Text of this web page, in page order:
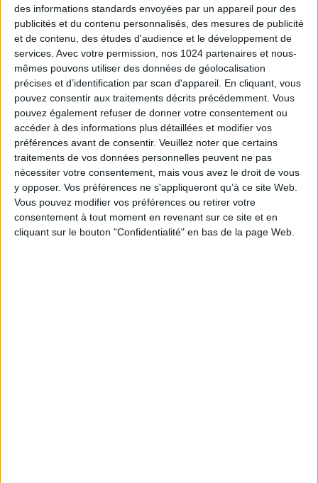
des informations standards envoyées par un appareil pour des
publicités et du contenu personnalisés, des mesures de publicité
et de contenu, des études d'audience et le développement de
services. Avec votre permission, nos 1024 partenaires et nous-
mêmes pouvons utiliser des données de géolocalisation
précises et d’identification par scan d'appareil. En cliquant, vous
pouvez consentir aux traitements décrits précédemment. Vous
pouvez également refuser de donner votre consentement ou
accéder à des informations plus détaillées et modifier vos
préférences avant de consentir. Veuillez noter que certains
traitements de vos données personnelles peuvent ne pas
nécessiter votre consentement, mais vous avez le droit de vous
y opposer. Vos préférences ne s'appliqueront qu’à ce site Web.
Vous pouvez modifier vos préférences ou retirer votre
consentement à tout moment en revenant sur ce site et en
cliquant sur le bouton "Confidentialité" en bas de la page Web.
En s’appuyant sur les fabricants qui doivent
augmenter leurs chaînes de production, et les
pharmaciens qui doivent limiter le nombre de
boîtes, un retour à la normale est prévu « dans les
semaines qui viennent ».
https://www.capital.fr/economie-
politique/penuries-de-medicaments-et-
damoxicilline-le-probleme-sera-regle-rapidement-
selon-francois-braun-1452431